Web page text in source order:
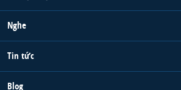
Nghe
Tin tức
Blog